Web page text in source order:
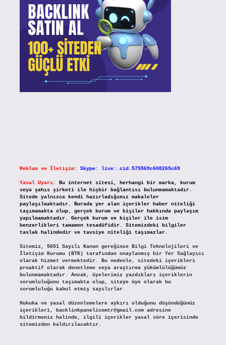
Reklam ve İletişim: Skype: live:.cid.575569c608265c69
Yasal Uyarı:
Bu internet sitesi, herhangi bir marka, kurum
veya şahıs şirketi ile hiçbir bağlantısı bulunmamaktadır.
Sitede yalnızca kendi hazırladığımız makaleler
paylaşılmaktadır. Burada yer alan içerikler haber niteliği
taşımamakta olup, gerçek kurum ve kişiler hakkında paylaşım
yapılmamaktadır. Gerçek kurum ve kişiler ile isim
benzerlikleri tamamen tesadüfidir. Sitemizdeki bilgiler
taslak halindedir ve tavsiye niteliği taşımazlar.
Sitemiz, 5651 Sayılı Kanun gereğince Bilgi Teknolojileri ve
İletişim Kurumu (BTK) tarafından onaylanmış bir Yer Sağlayıcı
olarak hizmet vermektedir. Bu nedenle, sitedeki içerikleri
proaktif olarak denetleme veya araştırma yükümlülüğümüz
bulunmamaktadır. Ancak, üyelerimiz yazdıkları içeriklerin
sorumluluğunu taşımakta olup, siteye üye olarak bu
sorumluluğu kabul etmiş sayılırlar.
Hukuka ve yasal düzenlemelere aykırı olduğunu düşündüğünüz
içerikleri,
backlinkpanelicomtr@gmail.comadresine
bildirmeniz halinde, ilgili içerikler yasal süre içerisinde
sitemizden kaldırılacaktır.